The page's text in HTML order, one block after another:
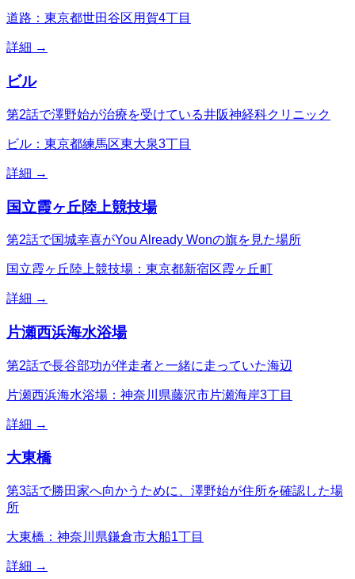
道路：東京都世田谷区用賀4丁目
詳細 →
ビル
第2話で澤野始が治療を受けている井阪神経科クリニック
ビル：東京都練馬区東大泉3丁目
詳細 →
国立霞ヶ丘陸上競技場
第2話で国城幸喜がYou Already Wonの旗を見た場所
国立霞ヶ丘陸上競技場：東京都新宿区霞ヶ丘町
詳細 →
片瀬西浜海水浴場
第2話で長谷部功が伴走者と一緒に走っていた海辺
片瀬西浜海水浴場：神奈川県藤沢市片瀬海岸3丁目
詳細 →
大東橋
第3話で勝田家へ向かうために、澤野始が住所を確認した場
所
大東橋：神奈川県鎌倉市大船1丁目
詳細 →